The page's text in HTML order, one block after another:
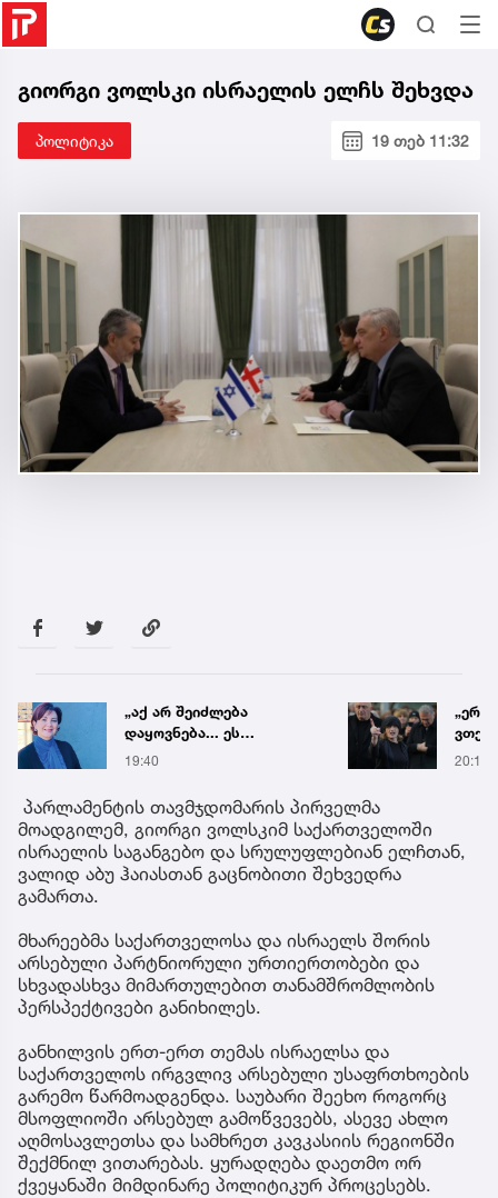
გიორგი ვოლსკი ისრაელის ელჩს შეხვდა
პოლიტიკა 19 თებ 11:32
„აქ არ შეიძლება
დაყოვნება... ეს
დაავადება ყალიბდება 72
საგანგებო გაფრთხილება
19:40 20:19
პარლამენტის თავმჯდომარის პირველმა
მოადგილემ, გიორგი ვოლსკიმ საქართველოში
ისრაელის საგანგებო და სრულუფლებიან ელჩთან,
ვალიდ აბუ ჰაიასთან გაცნობითი შეხვედრა
გამართა.
მხარეებმა საქართველოსა და ისრაელს შორის
არსებული პარტნიორული ურთიერთობები და
სხვადასხვა მიმართულებით თანამშრომლობის
პერსპექტივები განიხილეს.
განხილვის ერთ-ერთ თემას ისრაელსა და
საქართველოს ირგვლივ არსებული უსაფრთხოების
გარემო წარმოადგენდა. საუბარი შეეხო როგორც
მსოფლიოში არსებულ გამოწვევებს, ასევე ახლო
აღმოსავლეთსა და სამხრეთ კავკასიის რეგიონში
შექმნილ ვითარებას. ყურადღება დაეთმო ორ
ქვეყანაში მიმდინარე პოლიტიკურ პროცესებს.